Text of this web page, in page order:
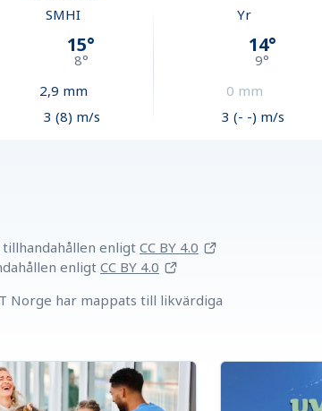
SMHI
15°
8°
2,9 mm
3 (8) m/s
Yr
14°
9°
0 mm
3 (- -) m/s
enligt CC BY 4.0
enligt CC BY 4.0
Norge har mappats till likvärdiga